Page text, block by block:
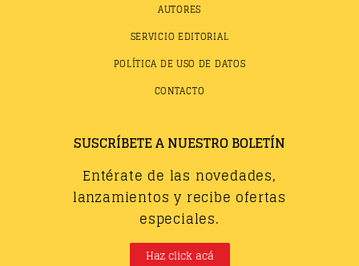
AUTORES
SERVICIO EDITORIAL
POLÍTICA DE USO DE DATOS
CONTACTO
SUSCRÍBETE A NUESTRO BOLETÍN
Entérate de las novedades,
lanzamientos y recibe ofertas
especiales.
Haz click acá